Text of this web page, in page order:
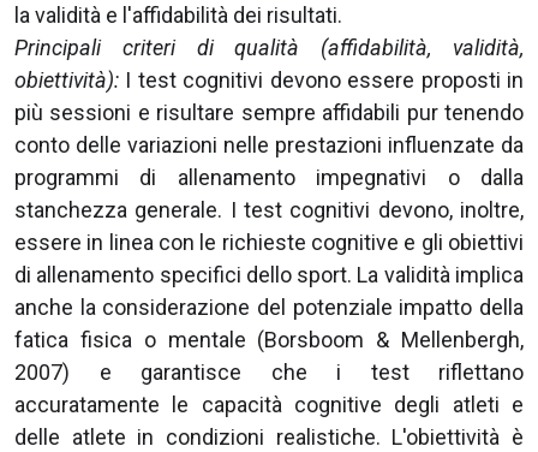
la validità e l'affidabilità dei risultati.
Principali criteri di qualità (affidabilità, validità,
obiettività): I test cognitivi devono essere proposti in
più sessioni e risultare sempre affidabili pur tenendo
conto delle variazioni nelle prestazioni influenzate da
programmi di allenamento impegnativi o dalla
stanchezza generale. I test cognitivi devono, inoltre,
essere in linea con le richieste cognitive e gli obiettivi
di allenamento specifici dello sport. La validità implica
anche la considerazione del potenziale impatto della
fatica fisica o mentale (Borsboom & Mellenbergh,
2007) e garantisce che i test riflettano
accuratamente le capacità cognitive degli atleti e
delle atlete in condizioni realistiche. L'obiettività è